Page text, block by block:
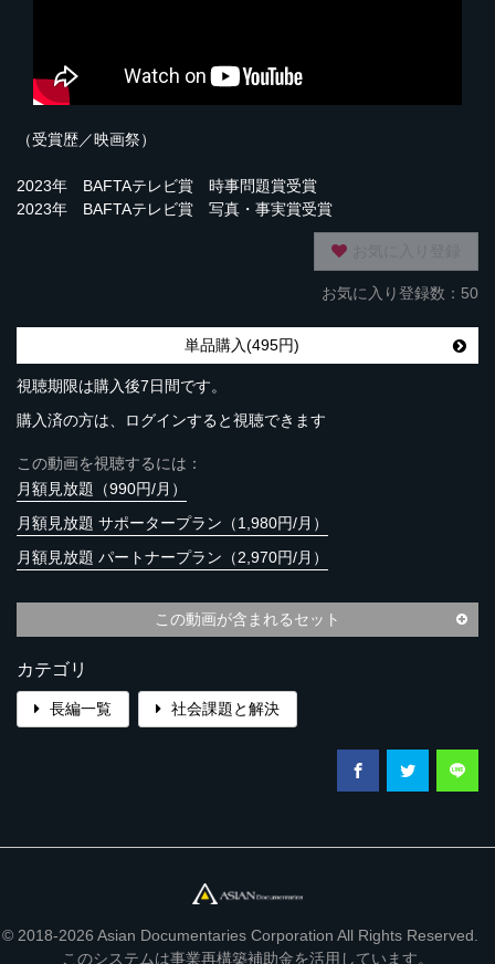
（受賞歴／映画祭）
2023年 BAFTAテレビ賞 時事問題賞受賞
2023年 BAFTAテレビ賞 写真・事実賞受賞
お気に入り登録数：50
単品購入(495円)
視聴期限は購入後7日間です。
購入済の方は、ログインすると視聴できます
この動画を視聴するには：
月額見放題（990円/月）
月額見放題 サポータープラン（1,980円/月）
月額見放題 パートナープラン（2,970円/月）
この動画が含まれるセット
カテゴリ
長編一覧 社会課題と解決
© 2018-2026 Asian Documentaries Corporation All Rights Reserved.
このシステムは事業再構築補助金を活用しています。